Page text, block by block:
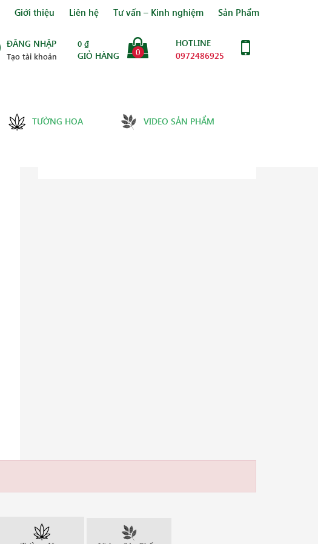
Giới thiệu Liên hệ Tư vấn – Kinh nghiệm Sản Phẩm
ĐĂNG NHẬP
Tạo tài khoản
0 ₫
GIỎ HÀNG 0
HOTLINE
0972486925
TƯỜNG HOA VIDEO SẢN PHẨM